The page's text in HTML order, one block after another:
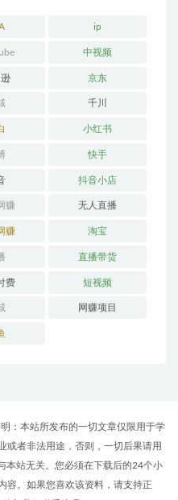
ip
中视频
京东
千川
小红书
快手
抖音小店
赚 无人直播
赚 淘宝
直播带货
费 短视频
网赚项目
：本站所发布的一切文章仅限用于学
或者非法用途，否则，一切后果请用
本站无关。您必须在下载后的24个小
容。如果您喜欢该资料，请支持正